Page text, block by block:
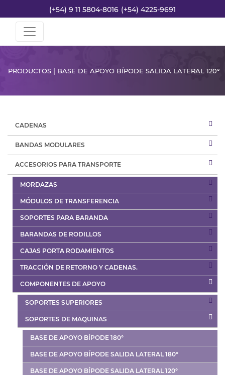
(+54) 9 11 5804-8016 (+54) 4225-9691
PRODUCTOS | BASE DE APOYO BÍPODE SALIDA LATERAL 120°
CADENAS
BANDAS MODULARES
ACCESORIOS PARA TRANSPORTE
MORDAZAS
MÓDULOS DE TRANSFERENCIA
SOPORTES PARA BARANDA
BARANDAS DE RODILLOS
CAJAS PORTA RODAMIENTOS
TRACCIÓN DE RETORNO Y CADENAS.
COMPONENTES DE APOYO
SOPORTES SUPERIORES
SOPORTES DE MAQUINAS
BASE DE APOYO BÍPODE 180°
BASE DE APOYO BÍPODE SALIDA LATERAL 180°
BASE DE APOYO BÍPODE SALIDA LATERAL 120°